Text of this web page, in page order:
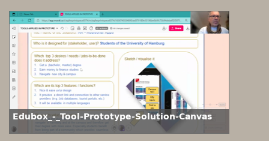
Edubox_-_Tool-Prototype-Solution-Canvas